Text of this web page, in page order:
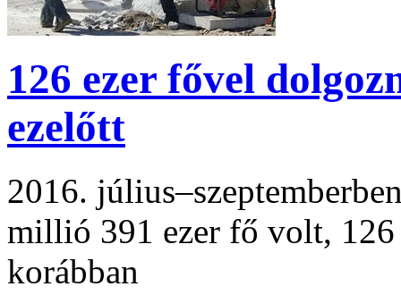
126 ezer fővel
ezelőtt
2016.
millió 391 ezer fő volt,
korábban